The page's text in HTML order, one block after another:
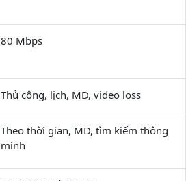
80 Mbps
Thủ công, lịch, MD, video loss
Theo thời gian, MD, tìm kiếm thông
minh